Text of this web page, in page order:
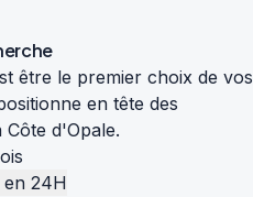
erche
être le premier choix de vos
en tête des
d'Opale.
en 24H